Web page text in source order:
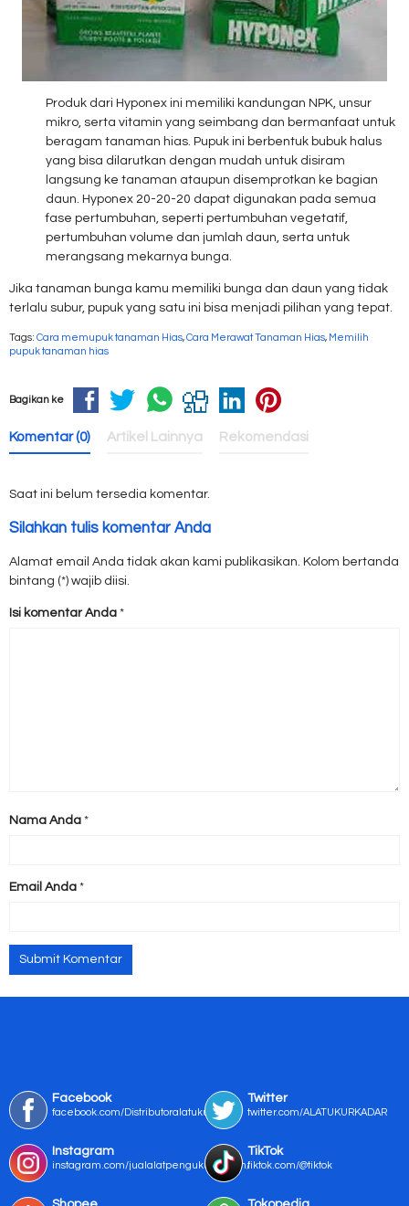
Produk dari Hyponex ini memiliki kandungan NPK, unsur
mikro, serta vitamin yang seimbang dan bermanfaat untuk
beragam tanaman hias. Pupuk ini berbentuk bubuk halus
yang bisa dilarutkan dengan mudah untuk disiram
langsung ke tanaman ataupun disemprotkan ke bagian
daun. Hyponex 20-20-20 dapat digunakan pada semua
fase pertumbuhan, seperti pertumbuhan vegetatif,
pertumbuhan volume dan jumlah daun, serta untuk
merangsang mekarnya bunga.
Jika tanaman bunga kamu memiliki bunga dan daun yang tidak
terlalu subur, pupuk yang satu ini bisa menjadi pilihan yang tepat.
Tags: Cara memupuk tanaman Hias,Cara Merawat Tanaman Hias, Memilih
pupuk tanaman hias
Bagikan ke
Komentar (0) Artikel Lainnya Rekomendasi
Saat ini belum tersedia komentar.
Silahkan tulis komentar Anda
Alamat email Anda tidak akan kami publikasikan. Kolom bertanda
bintang (*) wajib diisi.
Isi komentar Anda *
Nama Anda *
Email Anda *
Facebook
facebook.com/Distributoralatukur
Twitter
twitter.com/ALATUKURKADAR
Instagram
instagram.com/jualalatpengukurmurah/
TikTok
tiktok.com/@tiktok